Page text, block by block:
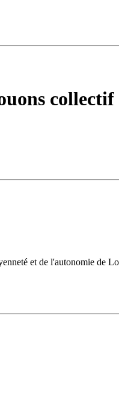
collectif
et de l'autonomie de